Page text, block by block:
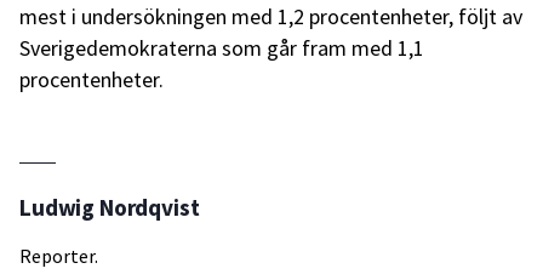
mest i undersökningen med 1,2 procentenheter, följt av
Sverigedemokraterna som går fram med 1,1
procentenheter.
Ludwig Nordqvist
Reporter.